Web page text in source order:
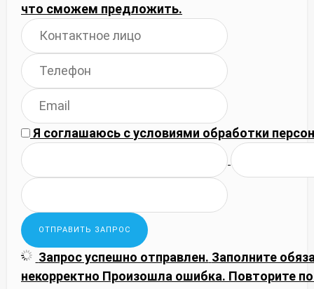
что сможем предложить.
Я соглашаюсь сусловиями обработки
Запрос успешно отправлен. Заполните
некорректно Произошла ошибка. Повторите